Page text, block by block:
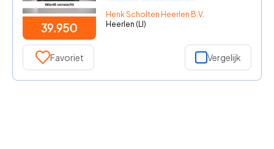
39.950
Henk Scholten Heerlen B.V.
Heerlen (LI)
Favoriet Vergelijk